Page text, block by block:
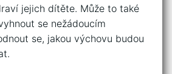
jejich dítěte. Může to také
se nežádoucím
se, jakou výchovu budou